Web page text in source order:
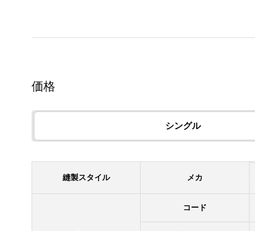
価格
シングル
縫製スタイル メカ
コード